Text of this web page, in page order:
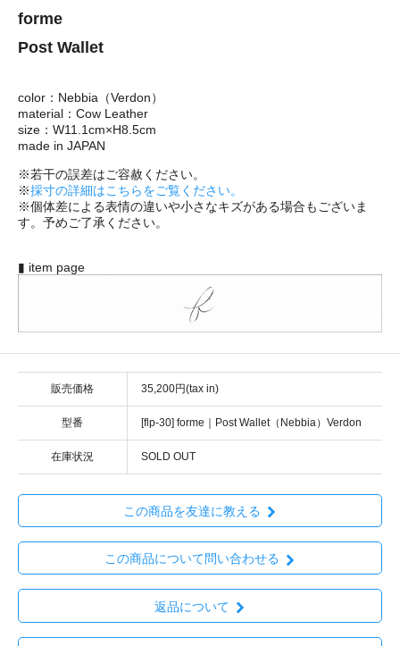
forme
Post Wallet
color：Nebbia（Verdon）
material：Cow Leather
size：W11.1cm×H8.5cm
made in JAPAN
※若干の誤差はご容赦ください。
※採寸の詳細はこちらをご覧ください。
※個体差による表情の違いや小さなキズがある場合もございま
す。予めご了承ください。
▮ item page
販売価格 35,200円(tax in)
型番 [flp-30] forme｜Post Wallet（Nebbia）Verdon
在庫状況 SOLD OUT
この商品を友達に教える
この商品について問い合わせる
返品について